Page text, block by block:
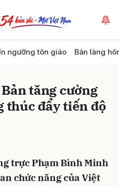
ngưỡng tôn giáo Bản làng
tăng cường
thúc đẩy tiến độ
trực Phạm Bình Minh
chức năng của Việt